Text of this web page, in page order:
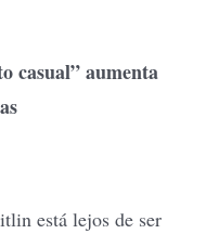
casual” aumenta
está lejos de ser